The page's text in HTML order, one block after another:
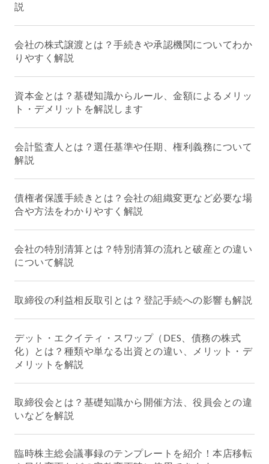
説
会社の株式譲渡とは？手続きや承認機関についてわか
りやすく解説
資本金とは？基礎知識からルール、金額によるメリッ
ト・デメリットを解説します
会計監査人とは？選任基準や任期、権利義務について
解説
債権者保護手続きとは？会社の組織変更など必要な場
合や方法をわかりやすく解説
会社の特別清算とは？特別清算の流れと破産との違い
について解説
取締役の利益相反取引とは？登記手続への影響も解説
デット・エクイティ・スワップ（DES、債務の株式
化）とは？種類や単なる出資との違い、メリット・デ
メリットを解説
取締役会とは？基礎知識から開催方法、役員会との違
いなどを解説
臨時株主総会議事録のテンプレートを紹介！本店移転